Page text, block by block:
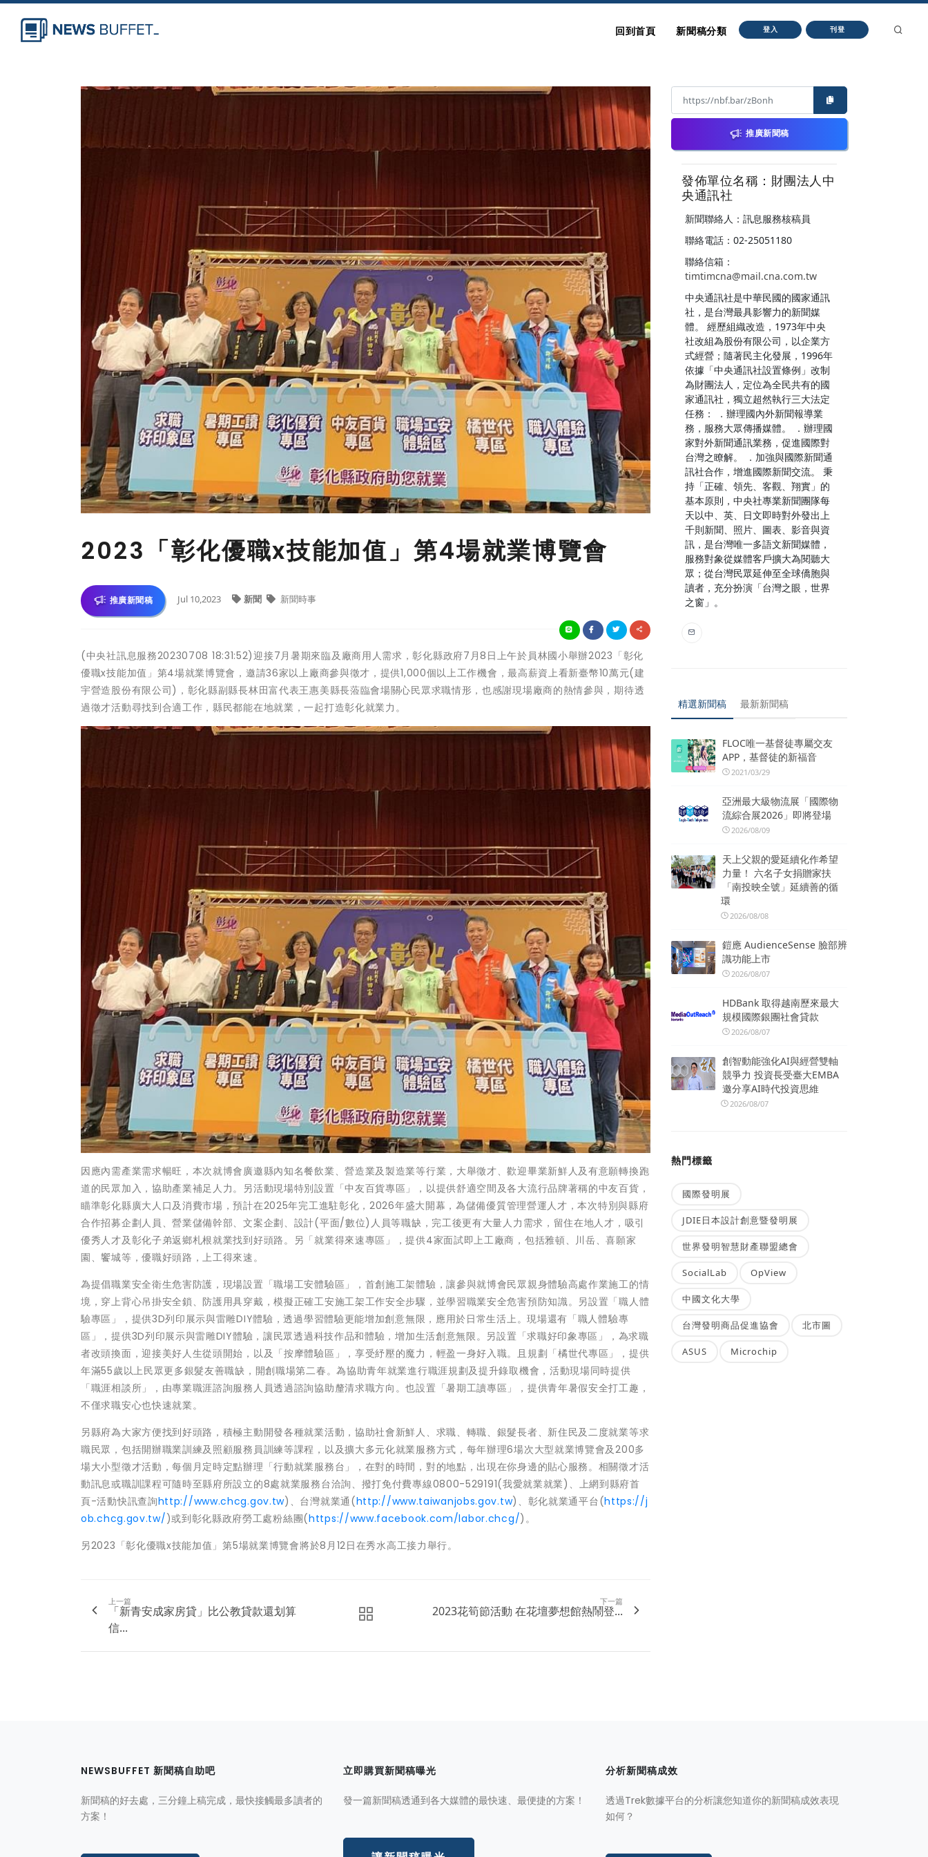
回到首頁 新聞稿分類 登入 刊登
2023「彰化優職x技能加值」第4場就業博覽會
推廣新聞稿 Jul 10,2023 新聞 新聞時事
(中央社訊息服務20230708 18:31:52)迎接7月暑期來臨及廠商用人需求，彰化縣政府7月8日上午於員林國小舉辦2023「彰化
優職x技能加值」第4場就業博覽會，邀請36家以上廠商參與徵才，提供1,000個以上工作機會，最高薪資上看新臺幣10萬元(建
宇營造股份有限公司)，彰化縣副縣長林田富代表王惠美縣長蒞臨會場關心民眾求職情形，也感謝現場廠商的熱情參與，期待透
過徵才活動尋找到合適工作，縣民都能在地就業，一起打造彰化就業力。
因應內需產業需求暢旺，本次就博會廣邀縣內知名餐飲業、營造業及製造業等行業，大舉徵才、歡迎畢業新鮮人及有意願轉換跑
道的民眾加入，協助產業補足人力。另活動現場特別設置「中友百貨專區」，以提供舒適空間及各大流行品牌著稱的中友百貨，
瞄準彰化縣廣大人口及消費市場，預計在2025年完工進駐彰化，2026年盛大開幕，為儲備優質管理營運人才，本次特別與縣府
合作招募企劃人員、營業儲備幹部、文案企劃、設計(平面/數位)人員等職缺，完工後更有大量人力需求，留住在地人才，吸引
優秀人才及彰化子弟返鄉札根就業找到好頭路。另「就業得來速專區」，提供4家面試即上工廠商，包括雅頓、川岳、喜願家
園、饗城等，優職好頭路，上工得來速。
為提倡職業安全衛生危害防護，現場設置「職場工安體驗區」，首創施工架體驗，讓參與就博會民眾親身體驗高處作業施工的情
境，穿上背心吊掛安全鎖、防護用具穿戴，模擬正確工安施工架工作安全步驟，並學習職業安全危害預防知識。另設置「職人體
驗專區」，提供3D列印展示與雷雕DIY體驗，透過學習體驗更能增加創意無限，應用於日常生活上。現場還有「職人體驗專
區」，提供3D列印展示與雷雕DIY體驗，讓民眾透過科技作品和體驗，增加生活創意無限。另設置「求職好印象專區」，為求職
者改頭換面，迎接美好人生從頭開始，以及「按摩體驗區」，享受紓壓的魔力，輕盈一身好入職。且規劃「橘世代專區」，提供
年滿55歲以上民眾更多銀髮友善職缺，開創職場第二春。為協助青年就業進行職涯規劃及提升錄取機會，活動現場同時提供
「職涯相談所」，由專業職涯諮詢服務人員透過諮詢協助釐清求職方向。也設置「暑期工讀專區」，提供青年暑假安全打工趣，
不僅求職安心也快速就業。
另縣府為大家方便找到好頭路，積極主動開發各種就業活動，協助社會新鮮人、求職、轉職、銀髮長者、新住民及二度就業等求
職民眾，包括開辦職業訓練及照顧服務員訓練等課程，以及擴大多元化就業服務方式，每年辦理6場次大型就業博覽會及200多
場大小型徵才活動，每個月定時定點辦理「行動就業服務台」，在對的時間，對的地點，出現在你身邊的貼心服務。相關徵才活
動訊息或職訓課程可隨時至縣府所設立的8處就業服務台洽詢、撥打免付費專線0800-529191(我愛就業就業)、上網到縣府首
頁-活動快訊查詢http://www.chcg.gov.tw)、台灣就業通(http://www.taiwanjobs.gov.tw)、彰化就業通平台(https://j
ob.chcg.gov.tw/)或到彰化縣政府勞工處粉絲團(https://www.facebook.com/labor.chcg/)。
另2023「彰化優職x技能加值」第5場就業博覽會將於8月12日在秀水高工接力舉行。
上一篇
「新青安成家房貸」比公教貸款還划算
信...
下一篇
2023花筍節活動 在花壇夢想館熱鬧登...
推廣新聞稿
發佈單位名稱：財團法人中
央通訊社
新聞聯絡人：訊息服務核稿員
聯絡電話：02-25051180
聯絡信箱：
timtimcna@mail.cna.com.tw
中央通訊社是中華民國的國家通訊
社，是台灣最具影響力的新聞媒
體。 經歷組織改造，1973年中央
社改組為股份有限公司，以企業方
式經營；隨著民主化發展，1996年
依據「中央通訊社設置條例」改制
為財團法人，定位為全民共有的國
家通訊社，獨立超然執行三大法定
任務： ．辦理國內外新聞報導業
務，服務大眾傳播媒體。 ．辦理國
家對外新聞通訊業務，促進國際對
台灣之瞭解。 ．加強與國際新聞通
訊社合作，增進國際新聞交流。 秉
持「正確、領先、客觀、翔實」的
基本原則，中央社專業新聞團隊每
天以中、英、日文即時對外發出上
千則新聞、照片、圖表、影音與資
訊，是台灣唯一多語文新聞媒體，
服務對象從媒體客戶擴大為閱聽大
眾；從台灣民眾延伸至全球僑胞與
讀者，充分扮演「台灣之眼，世界
之窗」。
精選新聞稿 最新新聞稿
FLOC唯一基督徒專屬交友
APP，基督徒的新福音
2021/03/29
亞洲最大級物流展「國際物
流綜合展2026」即將登場
2026/08/09
天上父親的愛延續化作希望
力量！ 六名子女捐贈家扶
「南投映全號」延續善的循
環
2026/08/08
鎧應 AudienceSense 臉部辨
識功能上市
2026/08/07
HDBank 取得越南歷來最大
規模國際銀團社會貸款
2026/08/07
創智動能強化AI與經營雙軸
競爭力 投資長受臺大EMBA
邀分享AI時代投資思維
2026/08/07
熱門標籤
國際發明展
JDIE日本設計創意暨發明展
世界發明智慧財產聯盟總會
SocialLab OpView
中國文化大學
台灣發明商品促進協會 北市圖
ASUS Microchip
NEWSBUFFET 新聞稿自助吧
新聞稿的好去處，三分鐘上稿完成，最快接觸最多讀者的
方案！
立即購買新聞稿曝光
發一篇新聞稿透通到各大媒體的最快速、最便捷的方案！
分析新聞稿成效
透過Trek數據平台的分析讓您知道你的新聞稿成效表現
如何？